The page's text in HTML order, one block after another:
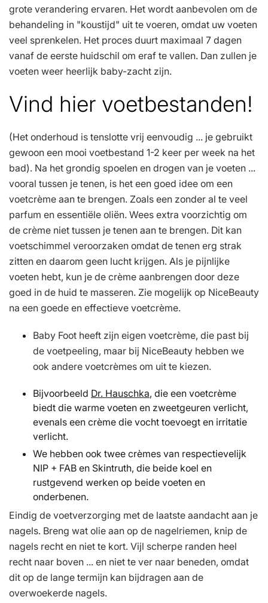
grote verandering ervaren. Het wordt aanbevolen om de
behandeling in "koustijd" uit te voeren, omdat uw voeten
veel sprenkelen. Het proces duurt maximaal 7 dagen
vanaf de eerste huidschil om eraf te vallen. Dan zullen je
voeten weer heerlijk baby-zacht zijn.
Vind hier voetbestanden!
(Het onderhoud is tenslotte vrij eenvoudig ... je gebruikt
gewoon een mooi voetbestand 1-2 keer per week na het
bad). Na het grondig spoelen en drogen van je voeten ...
vooral tussen je tenen, is het een goed idee om een
voetcrème aan te brengen. Zoals een zonder al te veel
parfum en essentiële oliën. Wees extra voorzichtig om
de crème niet tussen je tenen aan te brengen. Dit kan
voetschimmel veroorzaken omdat de tenen erg strak
zitten en daarom geen lucht krijgen. Als je pijnlijke
voeten hebt, kun je de crème aanbrengen door deze
goed in de huid te masseren. Zie mogelijk op NiceBeauty
na een goede en effectieve voetcrème.
Baby Foot heeft zijn eigen voetcrème, die past bij
de voetpeeling, maar bij NiceBeauty hebben we
ook andere voetcrèmes om uit te kiezen.
Bijvoorbeeld Dr. Hauschka, die een voetcrème
biedt die warme voeten en zweetgeuren verlicht,
evenals een crème die vocht toevoegt en irritatie
verlicht.
We hebben ook twee crèmes van respectievelijk
NIP + FAB en Skintruth, die beide koel en
rustgevend werken op beide voeten en
onderbenen.
Eindig de voetverzorging met de laatste aandacht aan je
nagels. Breng wat olie aan op de nagelriemen, knip de
nagels recht en niet te kort. Vijl scherpe randen heel
recht naar boven ... en niet te ver naar beneden, omdat
dit op de lange termijn kan bijdragen aan de
overwoekerde nagels.